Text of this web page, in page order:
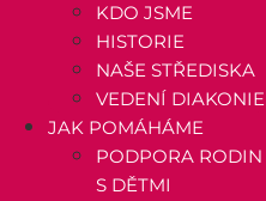
KDO JSME
HISTORIE
NAŠE STŘEDISKA
VEDENÍ DIAKONIE
JAK POMÁHÁME
PODPORA RODIN
S DĚTMI